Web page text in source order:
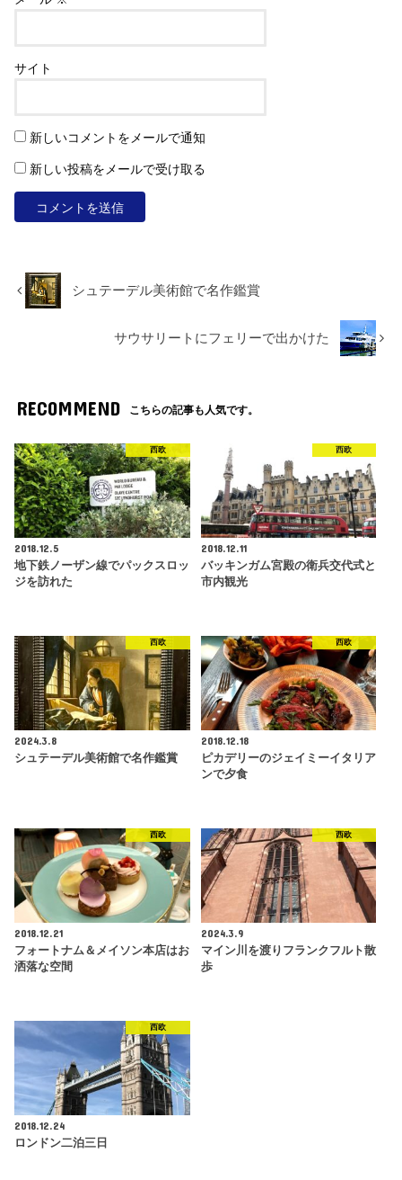
サイト
新しいコメントをメールで通知
新しい投稿をメールで受け取る
シュテーデル美術館で名作鑑賞
サウサリートにフェリーで出かけた
RECOMMEND こちらの記事も人気です。
西欧
2018.12.5
地下鉄ノーザン線でパックスロッ
ジを訪れた
西欧
2018.12.11
バッキンガム宮殿の衛兵交代式と
市内観光
西欧
2024.3.8
シュテーデル美術館で名作鑑賞
西欧
2018.12.18
ピカデリーのジェイミーイタリア
ンで夕食
西欧
2018.12.21
フォートナム＆メイソン本店はお
洒落な空間
西欧
2024.3.9
マイン川を渡りフランクフルト散
歩
西欧
2018.12.24
ロンドン二泊三日